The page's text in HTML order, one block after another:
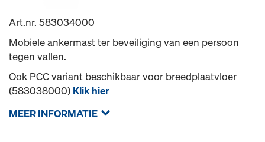
Art.nr. 583034000
Mobiele ankermast ter beveiliging van een persoon
tegen vallen.
Ook PCC variant beschikbaar voor breedplaatvloer
(583038000) Klik hier
MEER INFORMATIE